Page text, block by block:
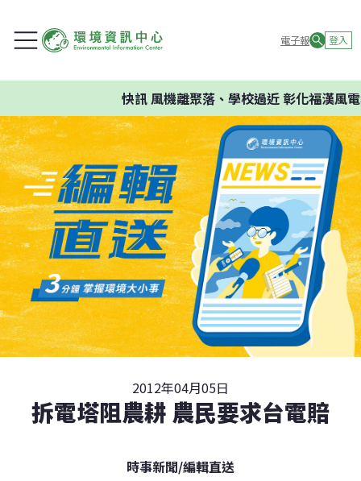
電子報 登入
快訊風機離聚落、學校過近 彰化福漢風電
2012年04月05日
拆電塔阻農耕 農民要求台電賠
時事新聞/編輯直送